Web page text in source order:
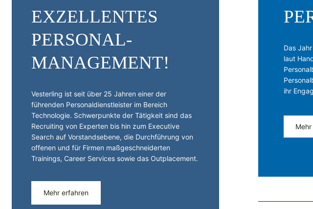
EXZELLENTES
PERSONAL­
MANAGEMENT!
Vesterling ist seit über 25 Jahren einer der
führenden Personal­dienst­leister im Bereich
Technologie. Schwerpunkte der Tätigkeit sind das
Recruiting von Experten bis hin zum Executive
Search auf Vorstandsebene, die Durchführung von
offenen und für Firmen maßgeschneiderten
Trainings, Career Services sowie das Outplacement.
Mehr erfahren
Das
laut
ihr